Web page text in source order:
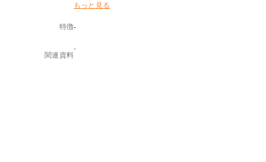
を変えた幾何学模様を印刷。
ています。
表現がモダンな空間を演出します。
もっと見る
特徴-
関連資料
-